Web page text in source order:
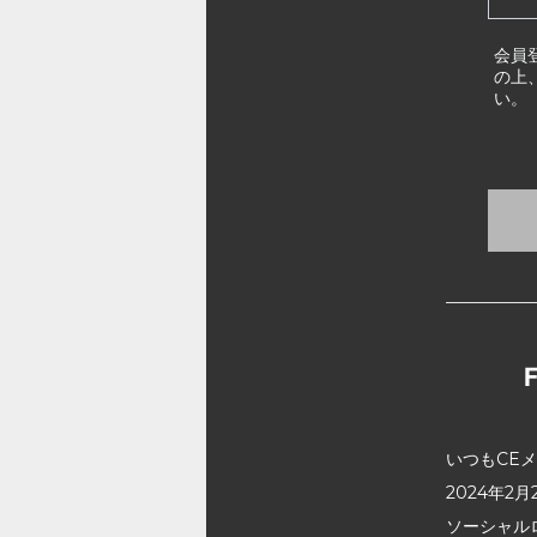
会員
の上
い。
いつもCE
2024年2月
ソーシャ